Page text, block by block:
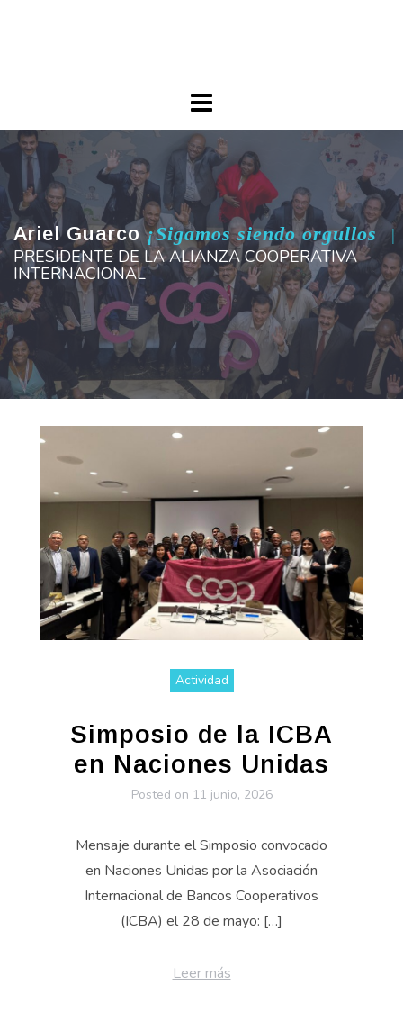
Ariel Guarco¡Sigamos siendo orgullosos
portad
|
PRESIDENTE DE LA ALIANZA COOPERATIVA
INTERNACIONAL
Actividad
Simposio de la ICBA
en Naciones Unidas
Posted on 11 junio, 2026
Mensaje durante el Simposio convocado
en Naciones Unidas por la Asociación
Internacional de Bancos Cooperativos
(ICBA) el 28 de mayo: […]
Leer más